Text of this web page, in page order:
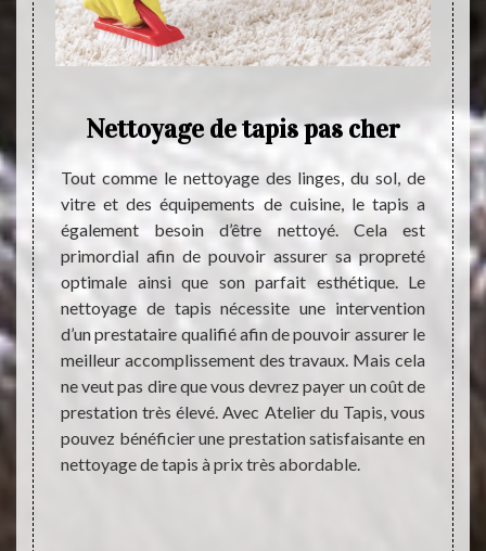
de
de
pas
ayez
de
Nettoyage de tapis pas cher
Tout comme le nettoyage des linges, du sol, de
vitre et des équipements de cuisine, le tapis a
également besoin d’être nettoyé. Cela est
primordial afin de pouvoir assurer sa propreté
optimale ainsi que son parfait esthétique. Le
nettoyage de tapis nécessite une intervention
d’un prestataire qualifié afin de pouvoir assurer le
meilleur accomplissement des travaux. Mais cela
ne veut pas dire que vous devrez payer un coût de
prestation très élevé. Avec Atelier du Tapis, vous
pouvez bénéficier une prestation satisfaisante en
nettoyage de tapis à prix très abordable.
Le
qui
la
par
est
de
sur